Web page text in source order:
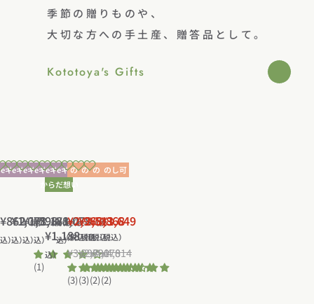
季節の贈りものや、
大切な方への手土産、 贈答品として。
Kototoya's Gifts
New
eギフト
大
祥
通
常
¥862（税
込）
New
eギフト
光
悦
通
常
¥1,078（税
込）
eギフト
り
清
水
通
常
¥1,598（税
込）
eギフト
神
紅
茶
K
O
通
常
価
格
¥1,188（税
込）
(1)
eギフト
からだ想い
き
り
清
通
常
¥1,188（税
込）
eギフト
ち
り
清
水
商
通
常
価
¥1,078（税
込）
Sale
のし可
そ
三
昧
ギ
フ
ト
セ
ー
ル
¥2,968
（税込）
通
常
価
¥3,298
(3)
Sale
のし可
だ
し
と
オ
イ
セ
ー
ル
¥2,511
（税込）
通
常
価
¥2,790
(3)
Sale
のし可
し
い
ご
飯
ギ
セ
ー
ル
¥3,868
（税込）
通
常
価
¥4,178
(2)
Sale
のし可
し
い
ご
飯
ギ
セ
ー
ル
¥3,649
（税込）
通
常
価
¥4,014
(2)